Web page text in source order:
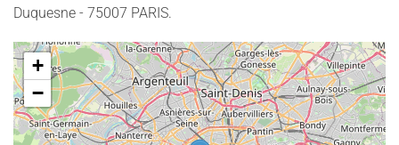
Duquesne - 75007 PARIS.
+
−